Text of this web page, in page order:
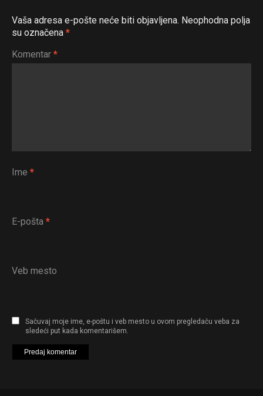
Vaša adresa e-pošte neće biti objavljena. Neophodna polja
su označena *
Komentar *
Ime *
E-pošta *
Veb mesto
Sačuvaj moje ime, e-poštu i veb mesto u ovom pregledaču veba za
sledeći put kada komentarišem.